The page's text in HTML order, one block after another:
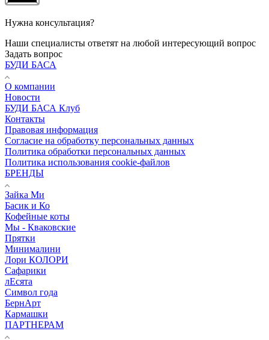
Нужна консультация?
Наши специалисты ответят на любой интересующий вопрос
Задать вопрос
БУДИ БАСА
О компании
Новости
БУДИ БАСА Клуб
Контакты
Правовая информация
Согласие на обработку персональных данных
Политика обработки персональных данных
Политика использования cookie-файлов
БРЕНДЫ
Зайка Ми
Басик и Ко
Кофейные коты
Мы - Кваковские
Прятки
Минималини
Лори КОЛОРИ
Сафарики
лЕсята
Символ года
БернАрт
Кармашки
ПАРТНЕРАМ